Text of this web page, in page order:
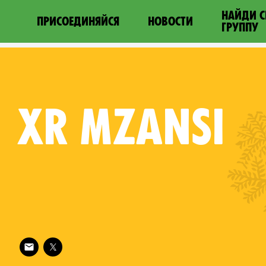
ПРИСОЕДИНЯЙСЯ НОВОСТИ
НАЙДИ
ГРУППУ
XR MZANSI
Follow XR Mzansi on